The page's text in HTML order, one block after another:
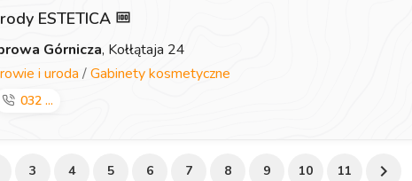
ESTETICA
Górnicza, Kołłątaja 24
i uroda /Gabinety kosmetyczne
032 ...
3 4 5 6 7 8 9 10 11